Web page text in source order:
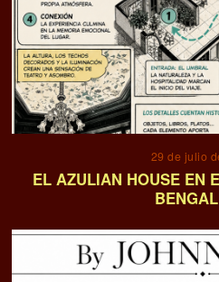
29 de julio
EL AZULIAN HOUSE EN